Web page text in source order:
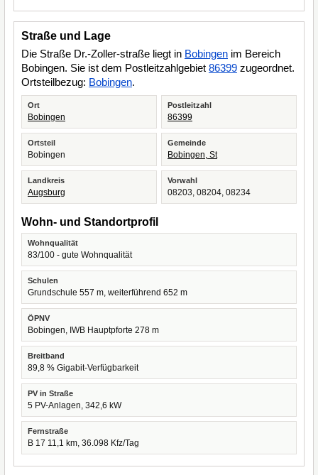
Straße und Lage
Die Straße Dr.-Zoller-straße liegt in Bobingen im Bereich
Bobingen. Sie ist dem Postleitzahlgebiet 86399 zugeordnet.
Ortsteilbezug: Bobingen.
Ort
Bobingen
Postleitzahl
86399
Ortsteil
Bobingen
Gemeinde
Bobingen, St
Landkreis
Augsburg
Vorwahl
08203, 08204, 08234
Wohn- und Standortprofil
Wohnqualität
83/100 - gute Wohnqualität
Schulen
Grundschule 557 m, weiterführend 652 m
ÖPNV
Bobingen, IWB Hauptpforte 278 m
Breitband
89,8 % Gigabit-Verfügbarkeit
PV in Straße
5 PV-Anlagen, 342,6 kW
Fernstraße
B 17 11,1 km, 36.098 Kfz/Tag